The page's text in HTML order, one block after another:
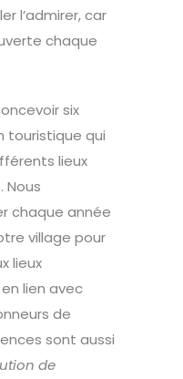
l’admirer, car
chaque
six
touristique qui
lieux
Nous
chaque année
village pour
lieux
lien avec
de
sont aussi
de